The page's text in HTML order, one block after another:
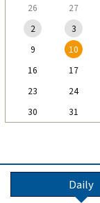
26 27
2
3
9
10
16
17
23
24
30
31
Daily